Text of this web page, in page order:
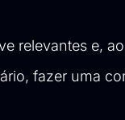
relevantes e,
fazer uma